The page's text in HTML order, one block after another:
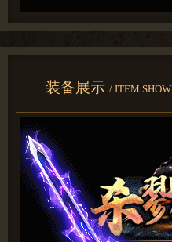
装备展示 / ITEM SHOW